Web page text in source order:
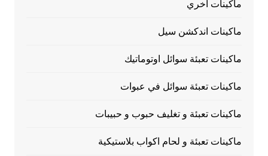
ماكينات أخري
ماكينات اندكشن سيل
ماكينات تعبئة سوائل اوتوماتيك
ماكينات تعبئة سوائل في عبوات
ماكينات تعبئة و تغليف حبوب و حبيبات
ماكينات تعبئة و لحام اكواب بلاستيكية